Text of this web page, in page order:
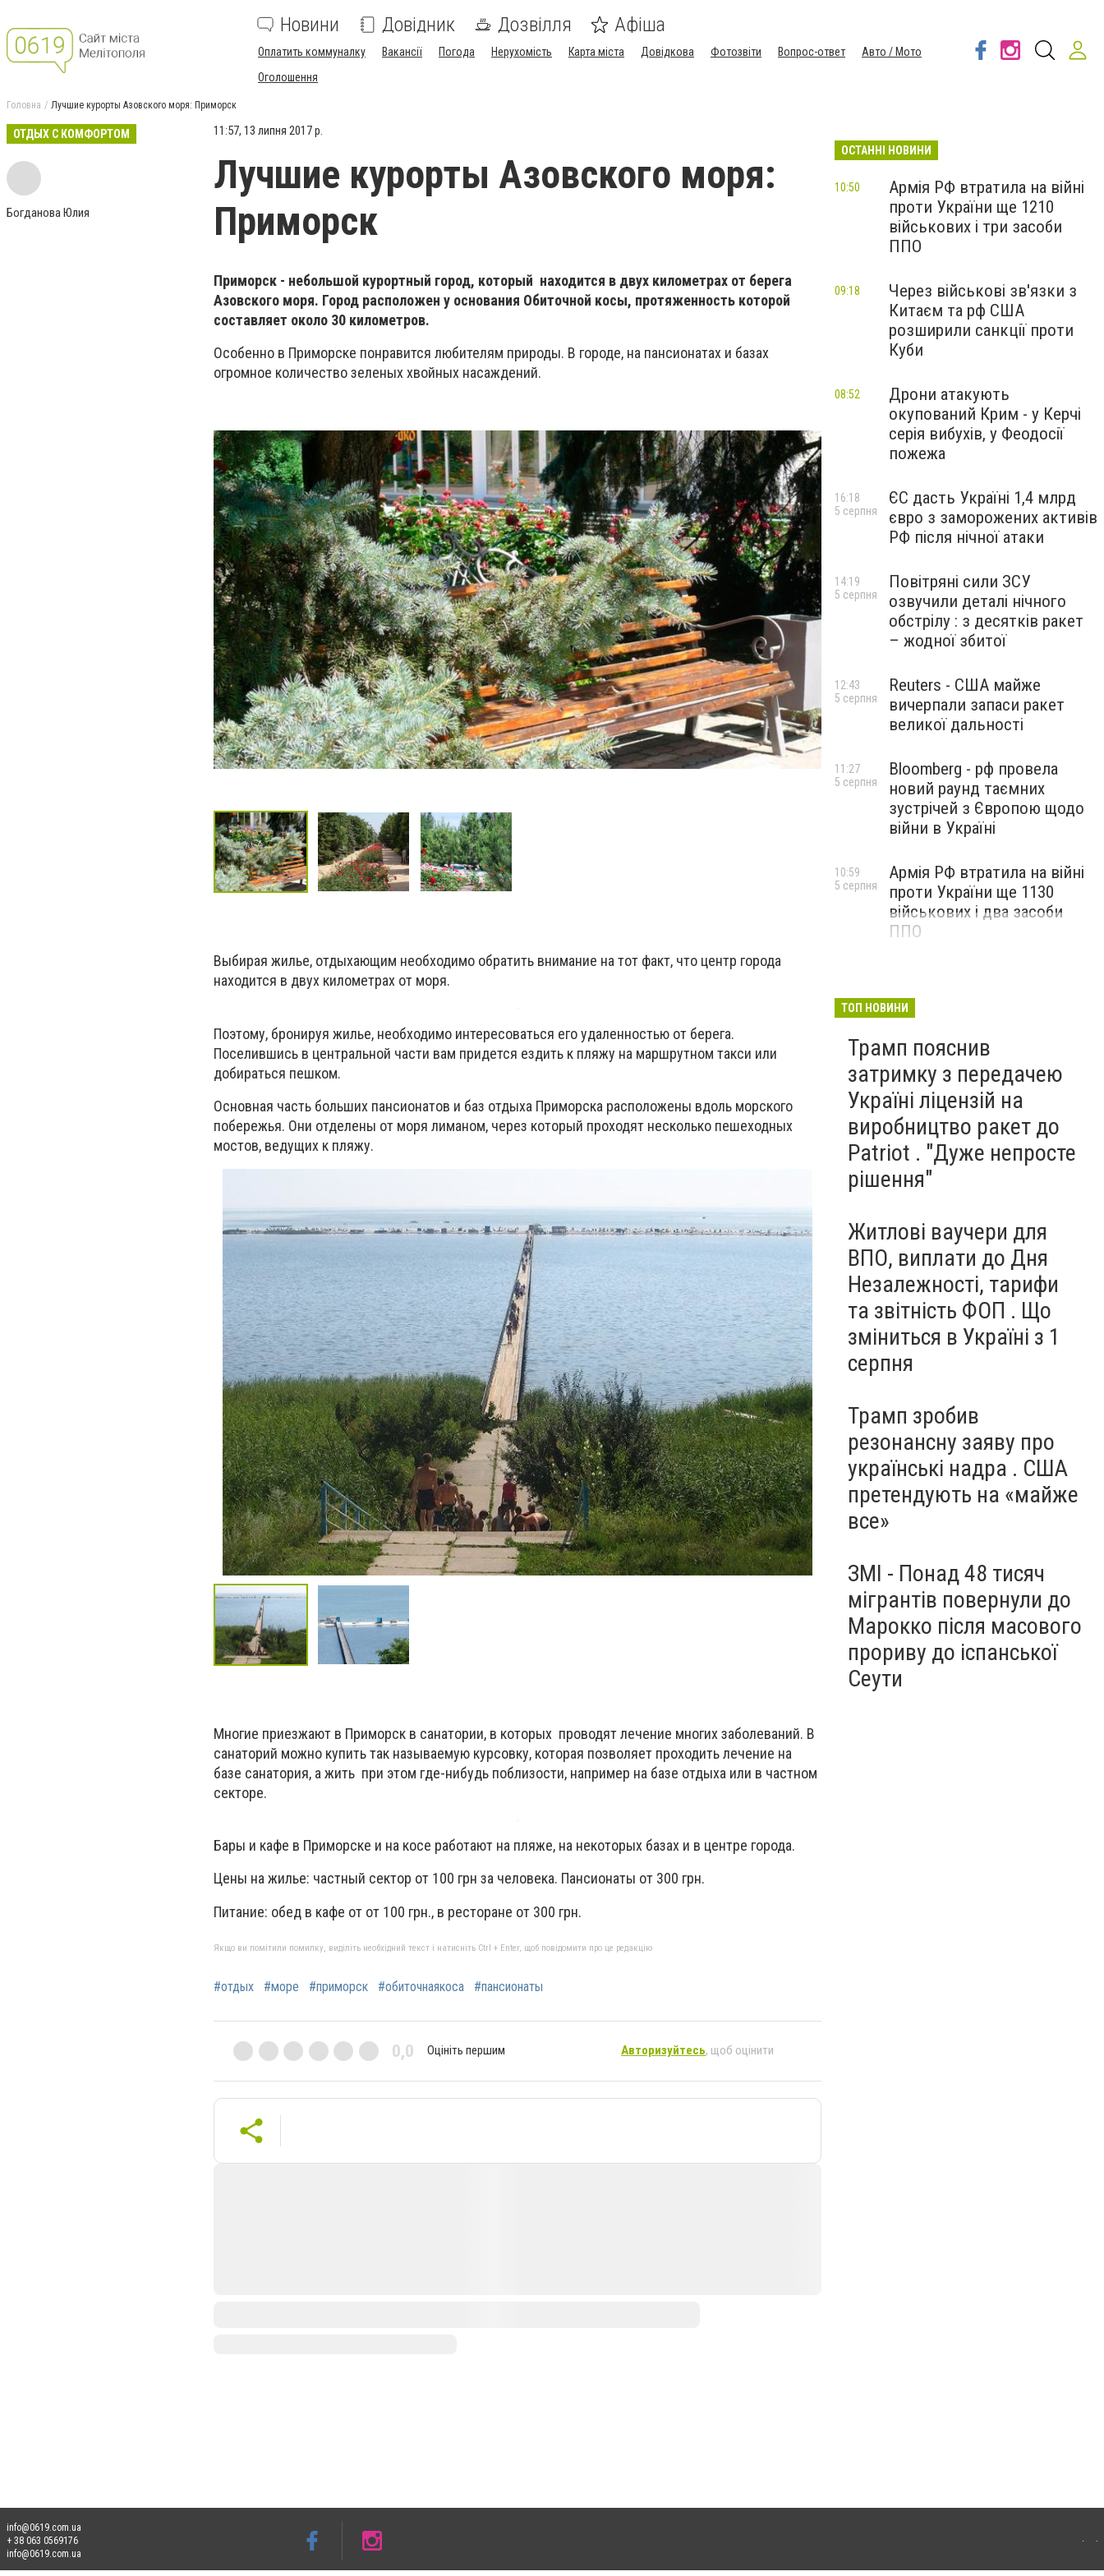
Новини Довідник Дозвілля Афіша
Оплатить коммуналку Вакансії Погода Нерухомість Карта міста Довідкова Фотозвіти Вопрос-ответ
Авто / Мото
Оголошення
Головна Лучшие курорты Азовского моря: Приморск
ОТДЫХ С КОМФОРТОМ
Богданова Юлия
11:57, 13 липня 2017 р.
Лучшие курорты Азовского моря:
Приморск
Приморск - небольшой курортный город, который находится в двух километрах от берега
Азовского моря. Город расположен у основания Обиточной косы, протяженность которой
составляет около 30 километров.
Особенно в Приморске понравится любителям природы. В городе, на пансионатах и базах
огромное количество зеленых хвойных насаждений.
Выбирая жилье, отдыхающим необходимо обратить внимание на тот факт, что центр города
находится в двух километрах от моря.
Поэтому, бронируя жилье, необходимо интересоваться его удаленностью от берега.
Поселившись в центральной части вам придется ездить к пляжу на маршрутном такси или
добираться пешком.
Основная часть больших пансионатов и баз отдыха Приморска расположены вдоль морского
побережья. Они отделены от моря лиманом, через который проходят несколько пешеходных
мостов, ведущих к пляжу.
Многие приезжают в Приморск в санатории, в которых проводят лечение многих заболеваний. В
санаторий можно купить так называемую курсовку, которая позволяет проходить лечение на
базе санатория, а жить при этом где-нибудь поблизости, например на базе отдыха или в частном
секторе.
Бары и кафе в Приморске и на косе работают на пляже, на некоторых базах и в центре города.
Цены на жилье: частный сектор от 100 грн за человека. Пансионаты от 300 грн.
Питание: обед в кафе от от 100 грн., в ресторане от 300 грн.
Якщо ви помітили помилку, виділіть необхідний текст і натисніть Ctrl + Enter, щоб повідомити про це редакцію
#отдых #море #приморск #обиточнаякоса #пансионаты
0,0 Оцініть першим Авторизуйтесь, щоб оцінити
ОСТАННІ НОВИНИ
Армія РФ втратила на війні
проти України ще 1210
військових і три засоби
ППО
10:50
Через військові зв'язки з
Китаєм та рф США
розширили санкції проти
Куби
09:18
Дрони атакують
окупований Крим - у Керчі
серія вибухів, у Феодосії
пожежа
08:52
ЄС дасть Україні 1,4 млрд
євро з заморожених активів
РФ після нічної атаки
16:18
5 серпня
Повітряні сили ЗСУ
озвучили деталі нічного
обстрілу : з десятків ракет
– жодної збитої
14:19
5 серпня
Reuters - США майже
вичерпали запаси ракет
великої дальності
12:43
5 серпня
Bloomberg - рф провела
новий раунд таємних
зустрічей з Європою щодо
війни в Україні
11:27
5 серпня
Армія РФ втратила на війні
проти України ще 1130
військових і два засоби
ППО
10:59
5 серпня
ТОП НОВИНИ
Трамп пояснив
затримку з передачею
Україні ліцензій на
виробництво ракет до
Patriot . "Дуже непросте
рішення"
Житлові ваучери для
ВПО, виплати до Дня
Незалежності, тарифи
та звітність ФОП . Що
зміниться в Україні з 1
серпня
Трамп зробив
резонансну заяву про
українські надра . США
претендують на «майже
все»
ЗМІ - Понад 48 тисяч
мігрантів повернули до
Марокко після масового
прориву до іспанської
Сеути
info@0619.com.ua
+ 38 063 0569176
info@0619.com.ua